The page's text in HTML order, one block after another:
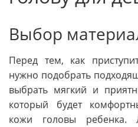
Выбор
Перед тем, как
нужно подобрать
выбрать мягкий и
который будет
кожи головы ребенка.